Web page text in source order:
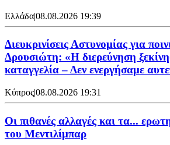
Ελλάδα|08.08.2026 19:39
Διευκρινίσεις Αστυνομίας για
Δρουσιώτη: «Η διερεύνηση
καταγγελία – Δεν ενεργήσαμε
Κύπρος|08.08.2026 19:31
Οι πιθανές αλλαγές και τα...
του Μεντιλίμπαρ